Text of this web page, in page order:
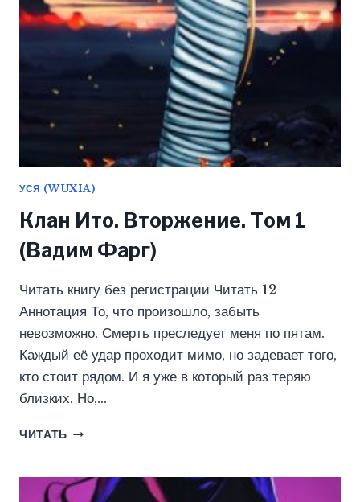
(КСЮРА
НЕВЕСТИНА)
УСЯ (WUXIA)
Клан Ито. Вторжение. Том 1
(Вадим Фарг)
Читать книгу без регистрации Читать 12+
Аннотация То, что произошло, забыть
невозможно. Смерть преследует меня по пятам.
Каждый её удар проходит мимо, но задевает того,
кто стоит рядом. И я уже в который раз теряю
близких. Но,…
ЧИТАТЬ КЛАН
ТОМ
1